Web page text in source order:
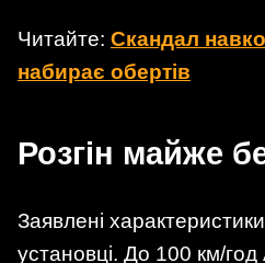
Читайте: Скандал
набирає обертів
Розгін майже
Заявлені
установці. До 100 км/